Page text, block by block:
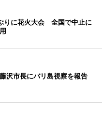
りに花火大会 全国で中止に
沢市長にバリ島視察を報告